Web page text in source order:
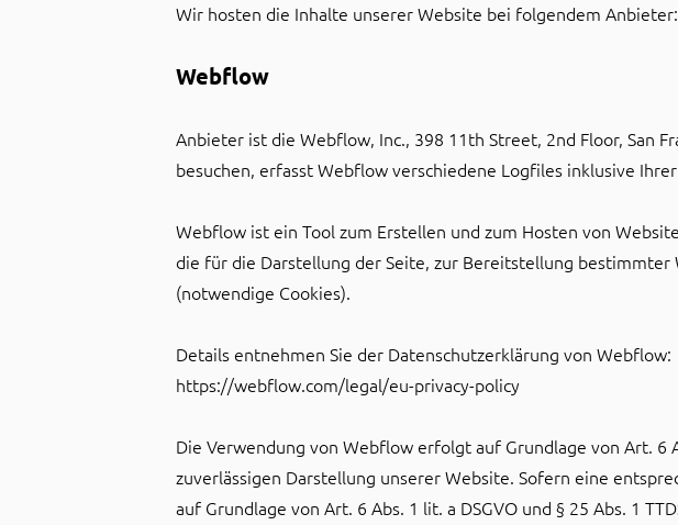
Wir hosten die Inhalte unserer Website bei folgendem Anbieter:
Webflow
Anbieter ist die Webflow, Inc., 398 11th Street, 2nd Floor, San
besuchen, erfasst Webflow verschiedene Logfiles inklusive Ihrer
Webflow ist ein Tool zum Erstellen und zum Hosten von
die für die Darstellung der Seite, zur Bereitstellung
(notwendige Cookies).
Details entnehmen Sie der Datenschutzerklärung von Webflow:
https://webflow.com/legal/eu-privacy-policy
Die Verwendung von Webflow erfolgt auf Grundlage von Art.
zuverlässigen Darstellung unserer Website. Sofern eine
auf Grundlage von Art. 6 Abs. 1 lit. a DSGVO und § 25 Abs. 1